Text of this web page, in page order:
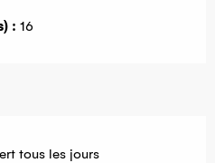
: 16
tous les jours